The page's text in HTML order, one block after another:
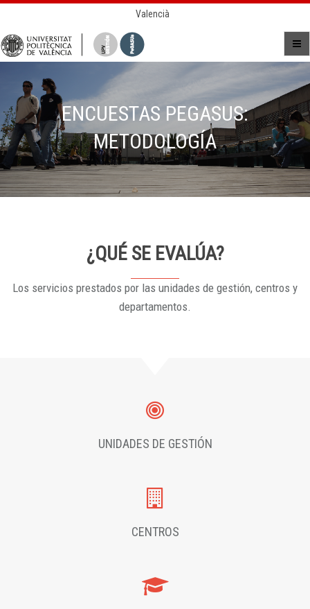
Valencià
ENCUESTAS PEGASUS:
METODOLOGÍA
¿QUÉ SE EVALÚA?
Los servicios prestados por las unidades de gestión, centros y
departamentos.
UNIDADES DE GESTIÓN
CENTROS